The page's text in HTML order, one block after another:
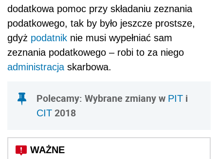
dodatkowa pomoc przy składaniu zeznania
podatkowego, tak by było jeszcze prostsze,
gdyż podatnik nie musi wypełniać sam
zeznania podatkowego – robi to za niego
administracja skarbowa.
Polecamy: Wybrane zmiany w PIT i
CIT 2018